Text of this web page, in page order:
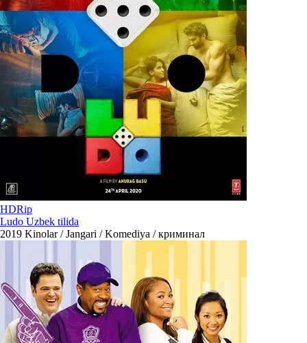
HDRip
Ludo Uzbek tilida
2019 Kinolar / Jangari / Komediya / криминал